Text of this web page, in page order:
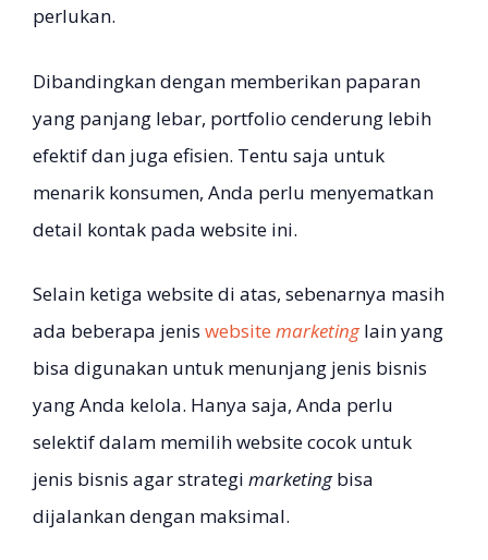
perlukan.
Dibandingkan dengan memberikan paparan
yang panjang lebar, portfolio cenderung lebih
efektif dan juga efisien. Tentu saja untuk
menarik konsumen, Anda perlu menyematkan
detail kontak pada website ini.
Selain ketiga website di atas, sebenarnya masih
ada beberapa jenis website marketinglain yang
bisa digunakan untuk menunjang jenis bisnis
yang Anda kelola. Hanya saja, Anda perlu
selektif dalam memilih website cocok untuk
jenis bisnis agar strategi marketingbisa
dijalankan dengan maksimal.